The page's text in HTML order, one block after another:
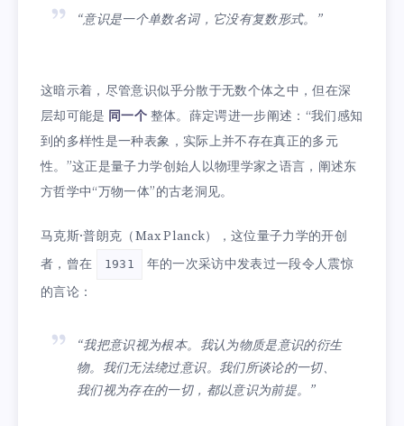
“意识是一个单数名词，它没有复数形式。”
这暗示着，尽管意识似乎分散于无数个体之中，但在深
层却可能是 同一个 整体。薛定谔进一步阐述：“我们感知
到的多样性是一种表象，实际上并不存在真正的多元
性。”这正是量子力学创始人以物理学家之语言，阐述东
方哲学中“万物一体”的古老洞见。
马克斯·普朗克（Max Planck），这位量子力学的开创
者，曾在
1931
年的一次采访中发表过一段令人震惊
的言论：
“我把意识视为根本。我认为物质是意识的衍生
物。我们无法绕过意识。我们所谈论的一切、
我们视为存在的一切，都以意识为前提。”